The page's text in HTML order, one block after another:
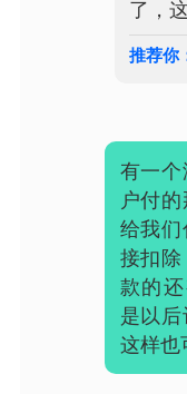
了，
推荐你
有一个
户付
给我们
接扣除
款的
是以后
这样也